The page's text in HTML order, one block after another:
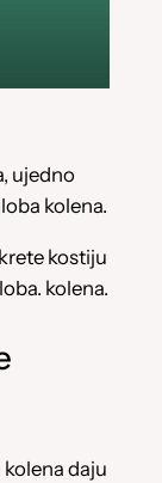
ujedno
kolena.
kostiju
kolena.
daju